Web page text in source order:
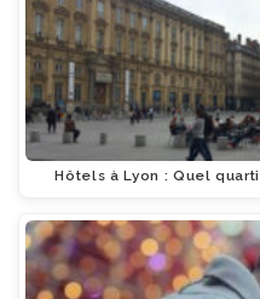
Hôtels à Lyon : Quel